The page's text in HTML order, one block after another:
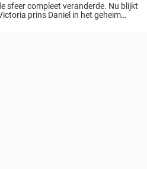
sfeer compleet veranderde. Nu blijkt
prins Daniel in het geheim